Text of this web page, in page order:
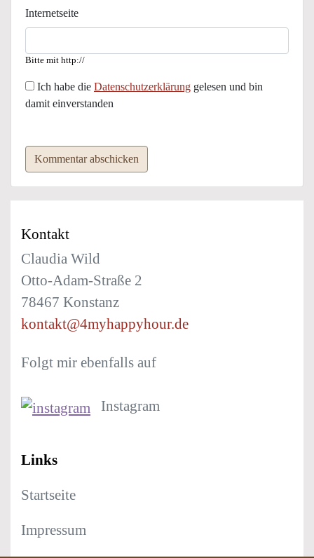
Internetseite
Bitte mit http://
Ich habe die Datenschutzerklärung gelesen und bin
damit einverstanden
Kommentar abschicken
Kontakt
Claudia Wild
Otto-Adam-Straße 2
78467 Konstanz
kontakt@4myhappyhour.de
Folgt mir ebenfalls auf
Instagram
Links
Startseite
Impressum